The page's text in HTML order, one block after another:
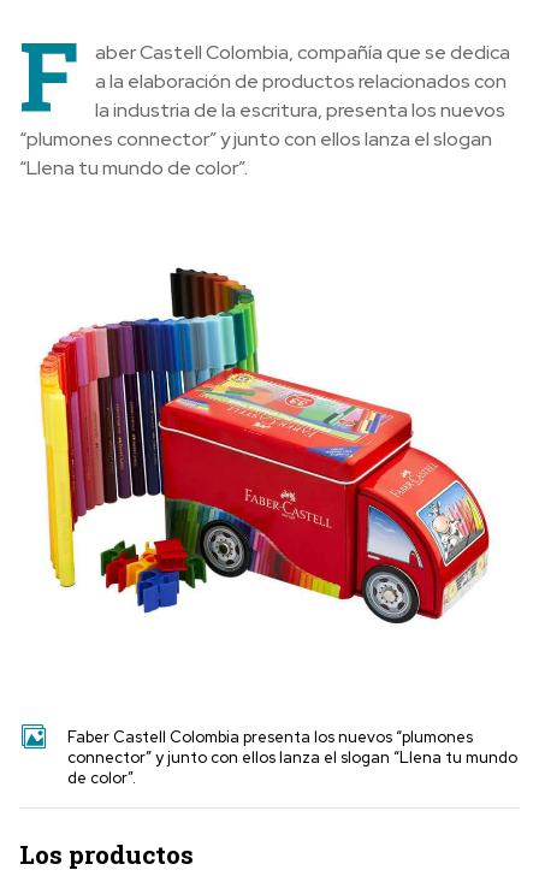
F
aber Castell Colombia, compañía que se dedica
a la elaboración de productos relacionados con
la industria de la escritura, presenta los nuevos
“plumones connector” y junto con ellos lanza el slogan
“Llena tu mundo de color”.
Faber Castell Colombia presenta los nuevos “plumones
connector” y junto con ellos lanza el slogan “Llena tu mundo
de color”.
Los productos